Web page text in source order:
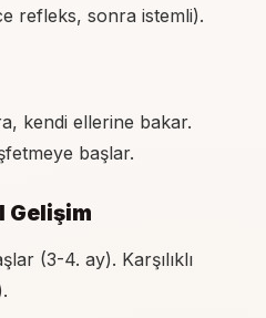
refleks, sonra istemli).
kendi ellerine bakar.
başlar.
Gelişim
(3-4. ay). Karşılıklı